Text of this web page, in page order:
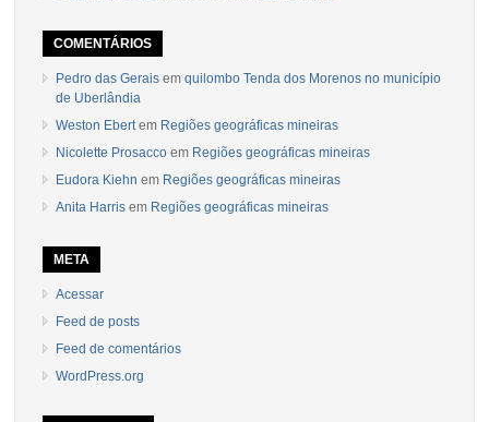
COMENTÁRIOS
Pedro das Gerais emquilombo Tenda dos Morenos no município
de Uberlândia
Weston Ebert em Regiões geográficas mineiras
Nicolette Prosacco em Regiões geográficas mineiras
Eudora Kiehn em Regiões geográficas mineiras
Anita Harris em Regiões geográficas mineiras
META
Acessar
Feed de posts
Feed de comentários
WordPress.org